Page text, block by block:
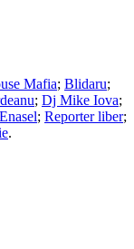
Mafia; Blidaru;
; Dj Mike Iova;
; Reporter liber;
.